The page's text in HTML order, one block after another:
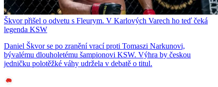
Škvor přišel o odvetu s Fleurym. V Karlových Varech ho teď čeká
legenda KSW
Daniel Škvor se po zranění vrací proti Tomaszi Narkunovi,
bývalému dlouholetému šampionovi KSW. Výhra by českou
jedničku polotěžké váhy udržela v debatě o titul.